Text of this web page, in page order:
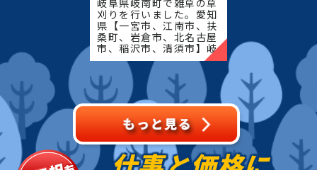
岐阜県岐南町で雑草の草
刈りを行いました。愛知
県【一宮市、江南市、扶
桑町、岩倉市、北名古屋
市、稲沢市、清須市】岐
阜県【岐阜市、各務原
市、岐南町、笠松町、羽
島市】地域密着で伐採・
抜根・剪定・草刈りなど
のお